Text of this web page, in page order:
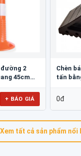
2
45cm
+ BÁO GIÁ
Chèn
tấn
0đ
Xem tất cả sản phẩm nổi